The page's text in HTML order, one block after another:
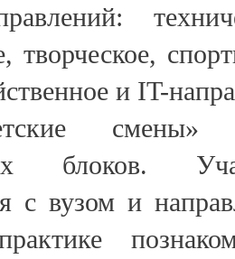
творческое,
и IT-
блоков.
с вузом и